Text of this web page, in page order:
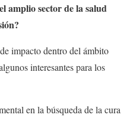
amplio sector de la salud
impacto dentro del ámbito
interesantes para los
en la búsqueda de la cura